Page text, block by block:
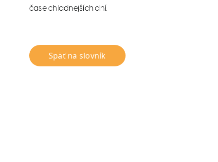
čase chladnejších dní.
Späť na slovník